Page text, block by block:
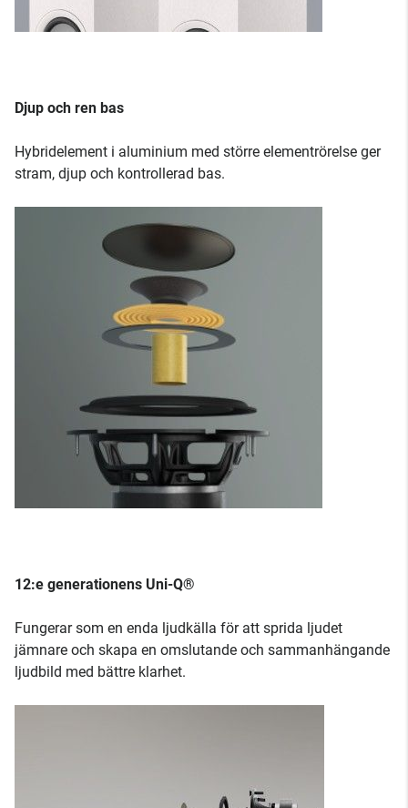
Djup och ren bas
Hybridelement i aluminium med större elementrörelse ger
stram, djup och kontrollerad bas.
12:e generationens Uni-Q®
Fungerar som en enda ljudkälla för att sprida ljudet
jämnare och skapa en omslutande och sammanhängande
ljudbild med bättre klarhet.